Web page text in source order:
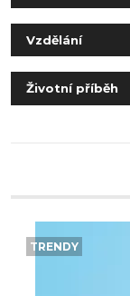
Vzdělání
Životní příběh
TRENDY